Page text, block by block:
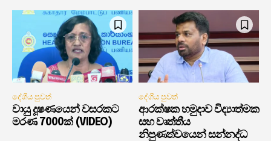
දේශීය පුවත්
වායු දූෂණයෙන් වසරකට
මරණ 7000ක් (VIDEO)
දේශීය පුවත්
ආරක්ෂක හමුදාව විද්‍යාත්මක
සහ වෘත්තීය
නිපුණත්වයෙන් සන්නද්ධ